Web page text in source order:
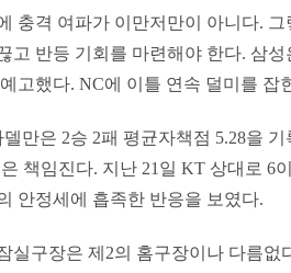
충격 여파가 이만저만이 아니다.
고 반등 기회를 마련해야 한다. 삼
고했다. NC에 이틀 연속 덜미를 잡
만은 2승 2패 평균자책점 5.28을
책임진다. 지난 21일 KT 상대로 6
안정세에 흡족한 반응을 보였다.
실구장은 제2의 홈구장이나 다름